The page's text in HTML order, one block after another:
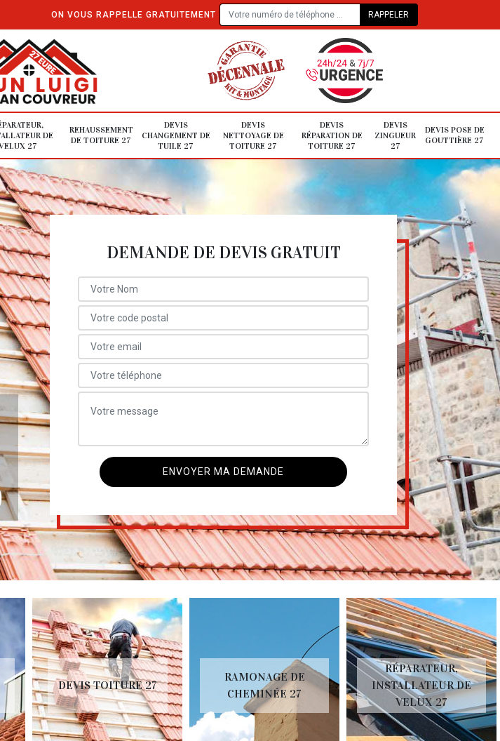
ON VOUS RAPPELLE GRATUITEMENT
DE
27
REHAUSSEMENT
DE TOITURE 27
DEVIS
CHANGEMENT DE
TUILE 27
DEVIS
NETTOYAGE DE
TOITURE 27
DEVIS
RÉPARATION DE
TOITURE 27
DEVIS
ZINGUEUR
27
DEVIS POSE DE
GOUTTIÈRE 27
DEMANDE DE DEVIS GRATUIT
DEVIS TOITURE 27
RAMONAGE DE
CHEMINÉE 27
RÉPARATEUR,
INSTALLATEUR DE
VELUX 27